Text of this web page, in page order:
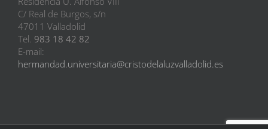
C/ Real de Burgos, s/n
47011 Valladolid
Tel. 983 18 42 82
E-mail:
hermandad.universitaria@cristodelaluzvalladolid.es